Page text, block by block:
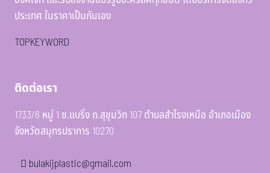
ประเทศ ในราคาเป็นกันเอง
TOPKEYWORD
ติดต่อเรา
1733/6 หมู่ 1 ซ.แบริ่ง ถ.สุขุมวิท 107 ตำบลสำโรงเหนือ อำเภอเมือง
จังหวัดสมุทรปราการ 10270
bulakijplastic@gmail.com